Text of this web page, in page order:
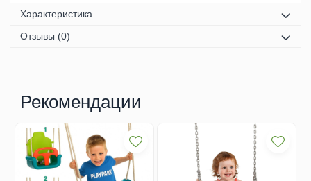
Характеристика
Отзывы (0)
Рекомендации